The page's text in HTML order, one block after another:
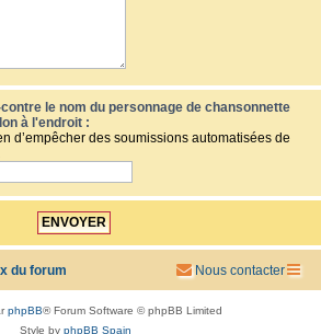
le nom du personnage de chansonnette
à l'endroit :
d’empêcher des soumissions automatisées de
du forum Nous contacter
phpBB® Forum Software © phpBB Limited
Style by phpBB Spain